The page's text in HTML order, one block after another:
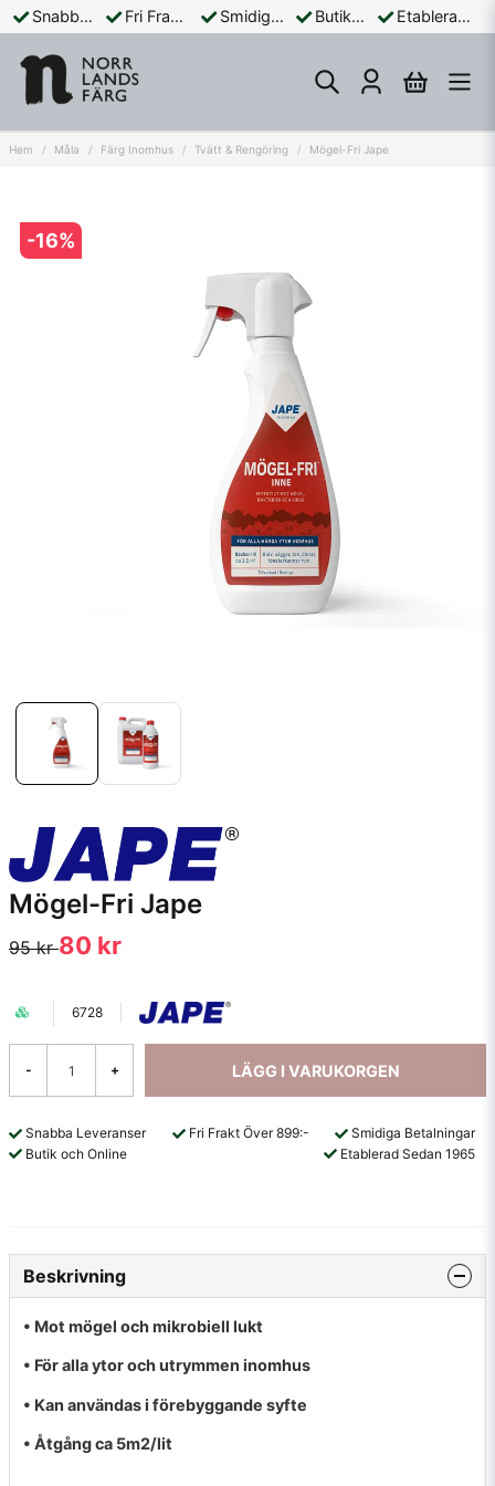
Snabba Leveranser Fri Frakt Över 899:- Smidiga Betalningar Butik och Online Etablerad Sedan 1965
Hem Måla Färg Inomhus Tvätt & Rengöring Mögel-Fri Jape
-16%
Mögel-Fri Jape
95 kr80 kr
6728
- + LÄGG I VARUKORGEN
Snabba Leveranser Fri Frakt Över 899:-
Smidiga Betalningar
Butik och Online
Etablerad Sedan 1965
Beskrivning
• Mot mögel och mikrobiell lukt
• För alla ytor och utrymmen inomhus
• Kan användas i förebyggande syfte
• Åtgång ca 5m2/lit